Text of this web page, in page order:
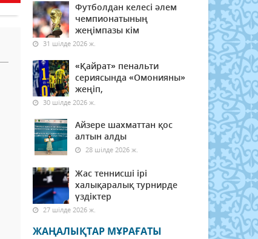
Футболдан келесі әлем
чемпионатының
жеңімпазы кім
31 шілде 2026 ж.
«Қайрат» пенальти
сериясында «Омонияны»
жеңіп,
30 шілде 2026 ж.
Айзере шахматтан қос
алтын алды
28 шілде 2026 ж.
Жас теннисші ірі
халықаралық турнирде
үздіктер
27 шілде 2026 ж.
ЖАҢАЛЫҚТАР МҰРАҒАТЫ